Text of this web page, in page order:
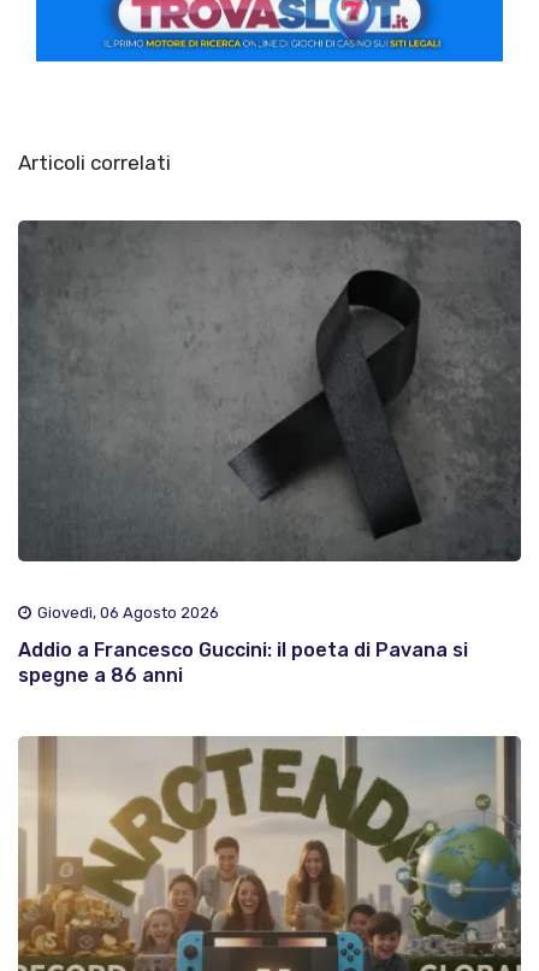
Articoli correlati
Giovedì, 06 Agosto 2026
Addio a Francesco Guccini: il poeta di Pavana si
spegne a 86 anni